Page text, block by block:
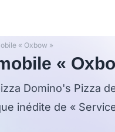
« Oxbow »
«
Domino's Pizza
inédite de «